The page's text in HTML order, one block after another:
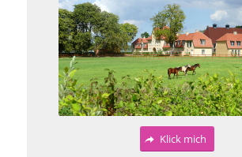
Klick mich